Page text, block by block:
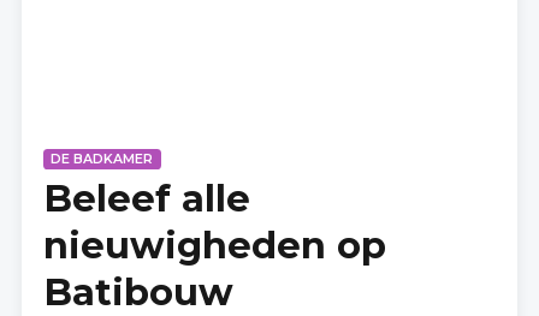
DE BADKAMER
Beleef alle
nieuwigheden op
Batibouw